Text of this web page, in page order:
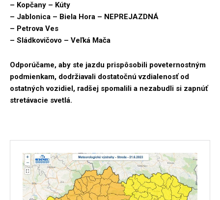
– Kopčany – Kúty
– Jablonica – Biela Hora – NEPREJAZDNÁ
– Petrova Ves
– Sládkovičovo – Veľká Mača
Odporúčame, aby ste jazdu prispôsobili poveternostným
podmienkam, dodržiavali dostatočnú vzdialenosť od
ostatných vozidiel, radšej spomalili a nezabudli si zapnúť
stretávacie svetlá.